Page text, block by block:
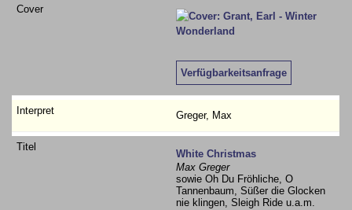
Verfügbarkeitsanfrage
Greger, Max
White Christmas
Max Greger
sowie Oh Du Fröhliche, O
Tannenbaum, Süßer die Glocken
nie klingen, Sleigh Ride u.a.m.